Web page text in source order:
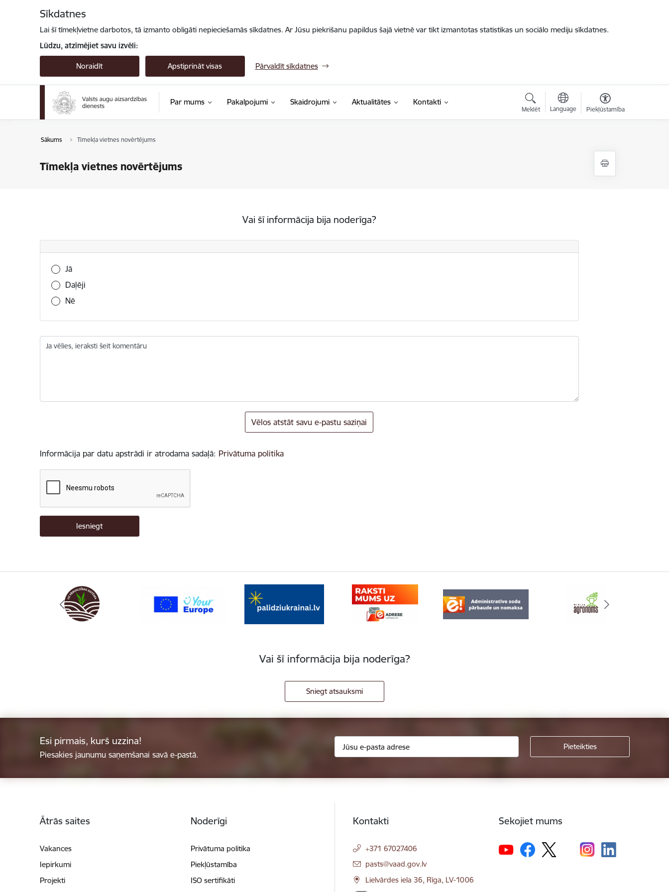
Sīkdatnes
Lai šī tīmekļvietne darbotos, tā izmanto obligāti nepieciešamās sīkdatnes. Ar Jūsu piekrišanu papildus šajā vietnē var tikt izmantotas statistikas un sociālo mediju sīkdatnes.
Lūdzu, atzīmējiet savu izvēli:
Noraidīt Apstiprināt visas Pārvaldīt sīkdatnes
Par mums Pakalpojumi Skaidrojumi Aktualitātes Kontakti
Meklēt Language Piekļūstamība
Sākums Tīmekļa vietnes novērtējums
Tīmekļa vietnes novērtējums
Vai šī informācija bija noderīga?
Vai šī informācija bija noderīga?
Jā
Daļēji
Nē
Ja vēlies, ieraksti šeit komentāru
Vēlos atstāt savu e-pastu saziņai
Informācija par datu apstrādi ir atrodama sadaļā: Privātuma politika
Vai šī informācija bija noderīga?
Sniegt atsauksmi
Esi pirmais, kurš uzzina!
Piesakies jaunumu saņemšanai savā e-pastā.
Ātrās saites
Vakances
Iepirkumi
Projekti
Noderīgi
Privātuma politika
Piekļūstamība
ISO sertifikāti
Kontakti
+371 67027406
E-pasts:
pasts@vaad.gov.lv
Lielvārdes iela 36, Rīga, LV-1006
Sekojiet mums